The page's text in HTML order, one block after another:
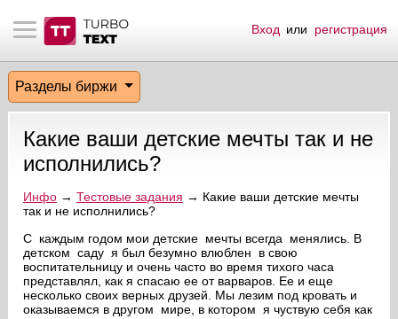
материалы
биржи
эфир
на сайте
пользователей
сообщения
по форуму
Вход или регистрация
Разделы биржи
Какие ваши детские мечты так и не
исполнились?
Инфо→ Тестовые задания → Какие ваши детские мечты
так и не исполнились?
С каждым годом мои детские мечты всегда менялись. В
детском саду я был безумно влюблен в свою
воспитательницу и очень часто во время тихого часа
представлял, как я спасаю ее от варваров. Ее и еще
несколько своих верных друзей. Мы лезим под кровать и
оказываемся в другом мире, в котором я чуствую себя как